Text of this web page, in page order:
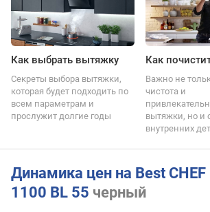
Как выбрать вытяжку
Секреты выбора вытяжки,
которая будет подходить по
всем параметрам и
прослужит долгие годы
Важно не
чистота и
вытяжки, но и
внутренних
Динамика цен на Best CHEF
1100 BL 55 черный